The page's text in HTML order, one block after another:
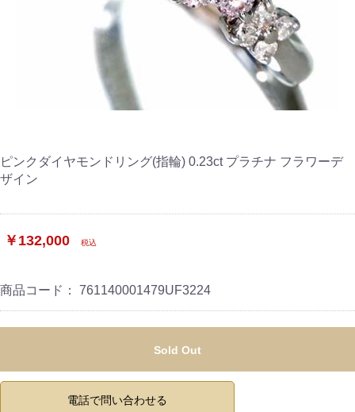
ピンクダイヤモンドリング(指輪) 0.23ct プラチナ フラワーデ
ザイン
￥132,000 税込
商品コード： 761140001479UF3224
Sold Out
電話で問い合わせる